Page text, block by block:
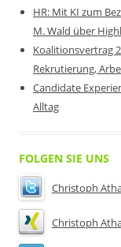
HR: Mit KI zum
M. Wald über
Koalitionsvertrag
Rekrutierung,
Candidate
Alltag
FOLGEN SIE UNS
Christoph
Christoph